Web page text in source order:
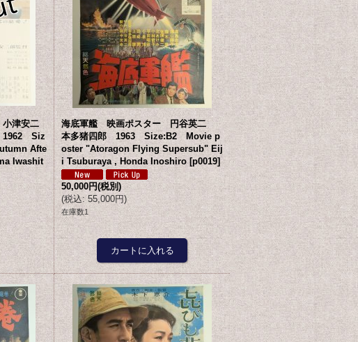
津安二
Siz
Afte
Iwashit
海底軍艦 映画ポスター 円谷英二
本多猪四郎 1963 Size:B2 Movie p
oster "Atoragon Flying Supersub" Eij
i Tsuburaya , Honda Inoshiro [p0019]
50,000円(税別)
(税込: 55,000円)
在庫数1